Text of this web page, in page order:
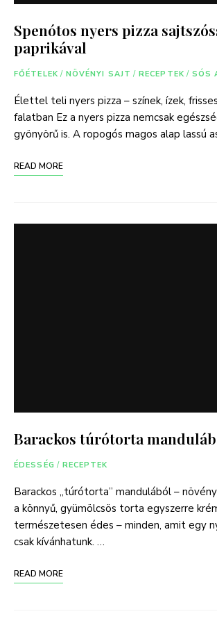
Spenótos nyers pizza
paprikával
FŐÉTELEK / NÖVÉNYI SAJT / RECEPTEK / SÓS
Élettel teli nyers pizza – színek, ízek,
falatban Ez a nyers pizza nemcsak
gyönyörű is. A ropogós magos alap lassú
READ MORE
Barackos túrótorta
ÉDESSÉG / RECEPTEK
Barackos „túrótorta” mandulából –
a könnyű, gyümölcsös torta egyszerre
természetesen édes – minden, amit egy
csak kívánhatunk. …
READ MORE